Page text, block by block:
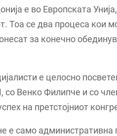
е во Европската
Тоа се два процеса кои
за конечно
е целосно
Венко Филипче и со
на претстојниот
е само административна